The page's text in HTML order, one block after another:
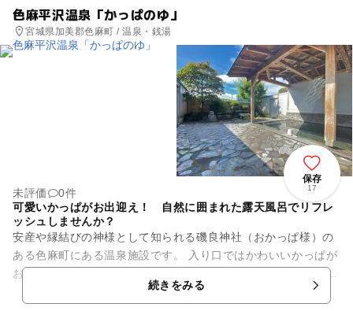
色麻平沢温泉「かっぱのゆ」
宮城県加美郡色麻町 / 温泉・銭湯
保存
17
未評価
0件
可愛いかっぱがお出迎え！ 自然に囲まれた露天風呂でリフレ
ッシュしませんか？
安産や縁結びの神様として知られる磯良神社（おかっぱ様）の
ある色麻町にある温泉施設です。 入り口ではかわいいかっぱが
お出迎えをしてくれます。 源泉かけ流しの露天風呂や内風呂は
続きをみる